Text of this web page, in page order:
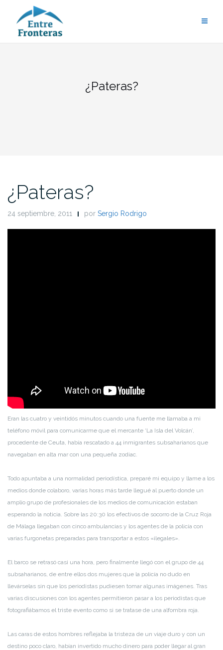
contenido
¿Pateras?
¿Pateras?
24 septiembre, 2011 por Sergio Rodrigo
Eran las cuatro y veintidós minutos cuando una fuente me llamaba a mi
teléfono móvil para comunicarme que el mercante ‘La Isla del Volcán’,
procedente de Ceuta, había rescatado a 44 inmigrantes subsaharianos que
navegaban en alta mar con una pequeña zodiac.
Todo apuntaba a una normalidad periodística, preparé mi equipo y llame a los
medios donde colaboro, varias horas más tarde llegué al puerto donde un
amplio grupo de profesionales de los medios de comunicación estaban
esperando la noticia. Sobre las 20:30 los efectivos de socorro de la Cruz Roja
de Málaga llegaban con cinco ambulancias y los agentes de la policía con
varias furgonetas preparadas para transportar a estos «ilegales».
El barco se retrasó casi una hora, pero finalmente llegó con el grupo de 44
subsaharianos, de entre ellos dos mujeres que la policía no dudo en
llevárselas sin que los periodistas pudiesen tomar algunas imágenes. Tras
varias discusiones con los agentes permitieron pasar a los periodistas que
fotografiábamos el triste evento como si se tratase de una alfombra roja.
Las caras de estos hombres reflejaba la tristeza de un viaje duro y con un
destino poco claro, habían invertido mucho dinero para poder llegar al gran